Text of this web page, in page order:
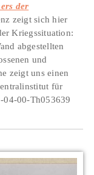
der
zeigt sich hier
Kriegssituation:
abgestellten
und
zeigt uns einen
für
04-00-Th053639